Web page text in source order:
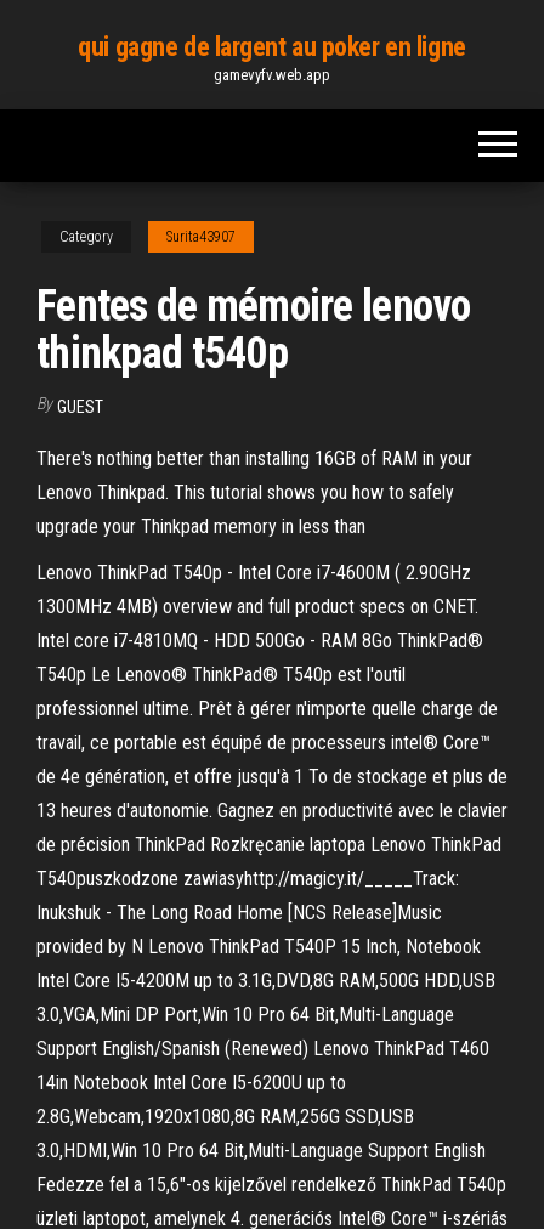
content
qui gagne de largent au poker en ligne
gamevyfv.web.app
Category Surita43907
Fentes de mémoire lenovo
thinkpad t540p
By GUEST
There's nothing better than installing 16GB of RAM in your
Lenovo Thinkpad. This tutorial shows you how to safely
upgrade your Thinkpad memory in less than
Lenovo ThinkPad T540p - Intel Core i7-4600M ( 2.90GHz
1300MHz 4MB) overview and full product specs on CNET.
Intel core i7-4810MQ - HDD 500Go - RAM 8Go ThinkPad®
T540p Le Lenovo® ThinkPad® T540p est l'outil
professionnel ultime. Prêt à gérer n'importe quelle charge de
travail, ce portable est équipé de processeurs intel® Core™
de 4e génération, et offre jusqu'à 1 To de stockage et plus de
13 heures d'autonomie. Gagnez en productivité avec le clavier
de précision ThinkPad Rozkręcanie laptopa Lenovo ThinkPad
T540puszkodzone zawiasyhttp://magicy.it/_____Track:
Inukshuk - The Long Road Home [NCS Release]Music
provided by N Lenovo ThinkPad T540P 15 Inch, Notebook
Intel Core I5-4200M up to 3.1G,DVD,8G RAM,500G HDD,USB
3.0,VGA,Mini DP Port,Win 10 Pro 64 Bit,Multi-Language
Support English/Spanish (Renewed) Lenovo ThinkPad T460
14in Notebook Intel Core I5-6200U up to
2.8G,Webcam,1920x1080,8G RAM,256G SSD,USB
3.0,HDMI,Win 10 Pro 64 Bit,Multi-Language Support English
Fedezze fel a 15,6"-os kijelzővel rendelkező ThinkPad T540p
üzleti laptopot, amelynek 4. generációs Intel® Core™ i-szériás